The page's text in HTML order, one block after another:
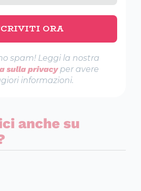
spam! Leggi la nostra
sulla privacyper avere
informazioni.
anche su